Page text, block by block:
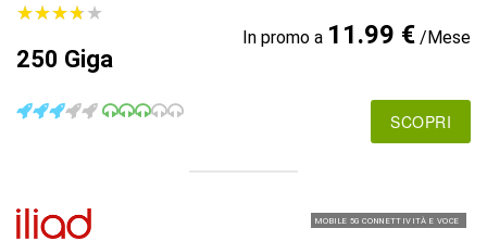
★★★★★
★★★★★
250 Giga
In promo a 11.99 €/Mese
SCOPRI
MOBILE 5G CONNETTIVITÀ E VOCE